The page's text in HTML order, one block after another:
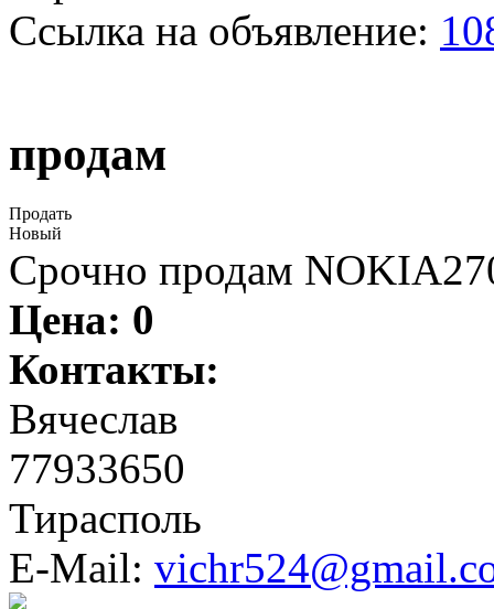
Ссылка на объявление:
продам
Продать
Новый
Срочно продам
Цена: 0
Контакты:
Вячеслав
77933650
Тирасполь
E-Mail: